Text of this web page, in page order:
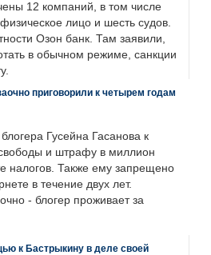
12 компаний, в том числе
лицо и шесть судов.
Озон банк. Там заявили,
в обычном режиме, санкции
приговорили к четырем годам
Гусейна Гасанова к
и штрафу в миллион
налогов. Также ему запрещено
в течение двух лет.
- блогер проживает за
к Бастрыкину в деле своей